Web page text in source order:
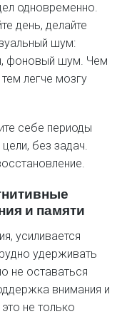
одновременно.
день, делайте
шум:
фоновый шум. Чем
легче мозгу
себе периоды
без задач.
и памяти
усиливается
удерживать
не оставаться
внимания и
не только